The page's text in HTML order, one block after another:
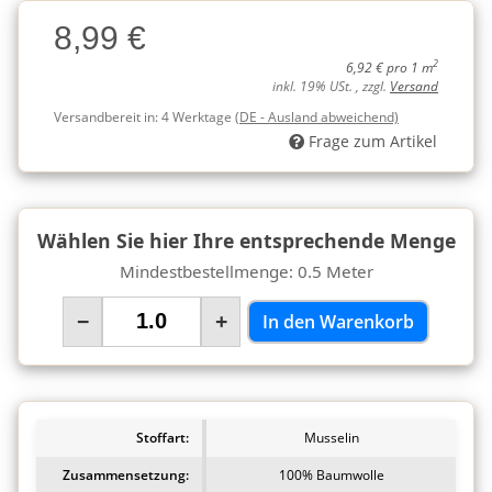
Charge
Charge8,99 €
6,92 € pro 1 m2
inkl. 19% USt. , zzgl. Versand
Versandbereit in:4 Werktage (DE - Ausland abweichend)
Frage zum Artikel
Wählen Sie hier Ihre entsprechende Menge
Mindestbestellmenge: 0.5 Meter
− + In den Warenkorb
Stoffart:
Musselin
Zusammensetzung:
100% Baumwolle